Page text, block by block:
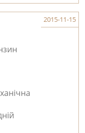
2015-11-15